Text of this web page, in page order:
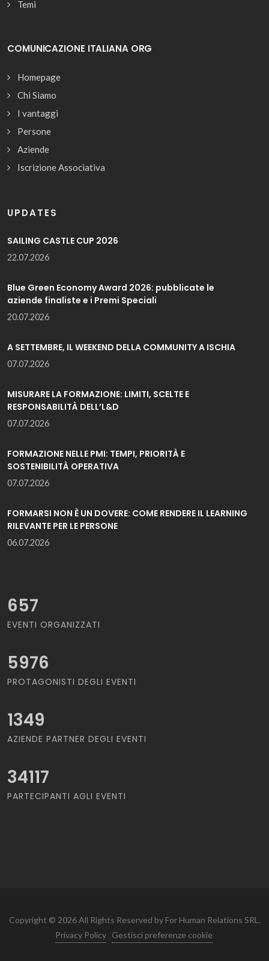
Temi
COMUNICAZIONE ITALIANA ORG
Homepage
Chi Siamo
I vantaggi
Persone
Aziende
Iscrizione Associativa
UPDATES
SAILING CASTLE CUP 2026
22.07.2026
Blue Green Economy Award 2026: pubblicate le
aziende finaliste e i Premi Speciali
20.07.2026
A SETTEMBRE, IL WEEKEND DELLA COMMUNITY A ISCHIA
07.07.2026
MISURARE LA FORMAZIONE: LIMITI, SCELTE E
RESPONSABILITÀ DELL’L&D
07.07.2026
FORMAZIONE NELLE PMI: TEMPI, PRIORITÀ E
SOSTENIBILITÀ OPERATIVA
07.07.2026
FORMARSI NON È UN DOVERE: COME RENDERE IL LEARNING
RILEVANTE PER LE PERSONE
06.07.2026
657
EVENTI ORGANIZZATI
5976
PROTAGONISTI DEGLI EVENTI
1349
AZIENDE PARTNER DEGLI EVENTI
34117
PARTECIPANTI AGLI EVENTI
Copyright © 2026 All Rights Reserved by For Human Relations SRL.
Privacy Policy
Gestisci preferenze cookie